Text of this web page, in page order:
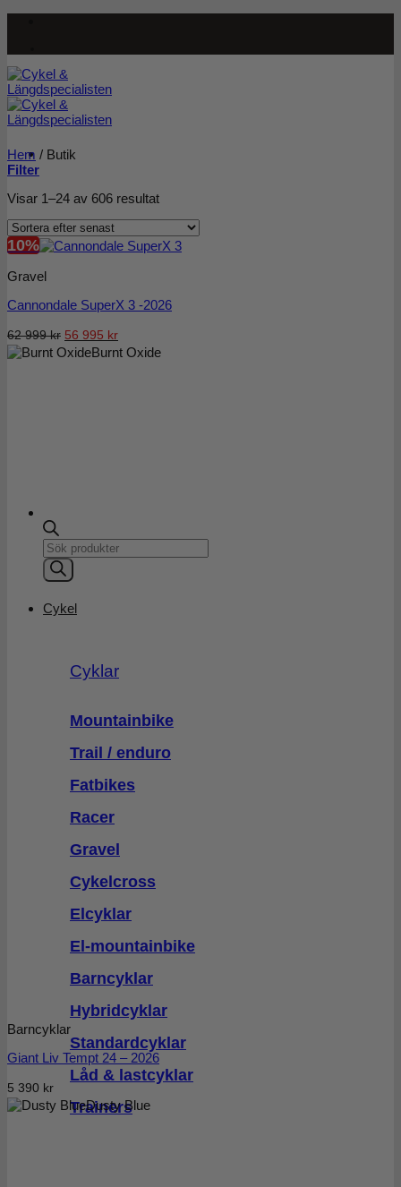
Products
search
Cykel
Cyklar
Mountainbike
Trail / enduro
Fatbikes
Racer
Gravel
Cykelcross
Elcyklar
El-mountainbike
Barncyklar
Hybridcyklar
Standardcyklar
Låd & lastcyklar
Trainers
Hem / Butik
Filter
Visar 1–24 av 606 resultatSortera
senaste
10%
Burnt Oxide
Gravel
Cannondale SuperX 3 -2026
62 999kr Det
ursprungliga
56 995 krDet
nuvarande
Dusty Blue
Barncyklar
Giant Liv Tempt 24 – 2026
5 390 kr